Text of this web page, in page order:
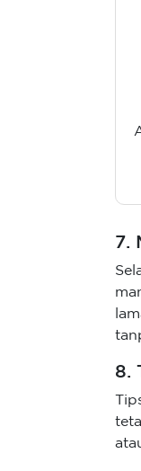
7.
8.